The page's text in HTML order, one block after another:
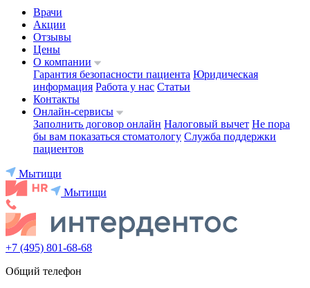
Врачи
Акции
Отзывы
Цены
О компании
Гарантия безопасности пациента Юридическая
информация Работа у нас Статьи
Контакты
Онлайн-сервисы
Заполнить договор онлайн Налоговый вычет Не пора
бы вам показаться стоматологу Служба поддержки
пациентов
Мытищи
Мытищи
+7 (495) 801-68-68
Общий телефон